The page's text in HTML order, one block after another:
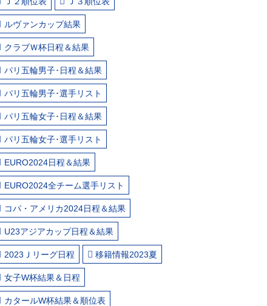
ルヴァンカップ結果
クラブＷ杯日程＆結果
パリ五輪男子･日程＆結果
パリ五輪男子･選手リスト
パリ五輪女子･日程＆結果
パリ五輪女子･選手リスト
EURO2024日程＆結果
EURO2024全チーム選手リスト
コパ・アメリカ2024日程＆結果
U23アジアカップ日程＆結果
2023Ｊリーグ日程 移籍情報2023夏
女子W杯結果＆日程
カタールW杯結果＆順位表